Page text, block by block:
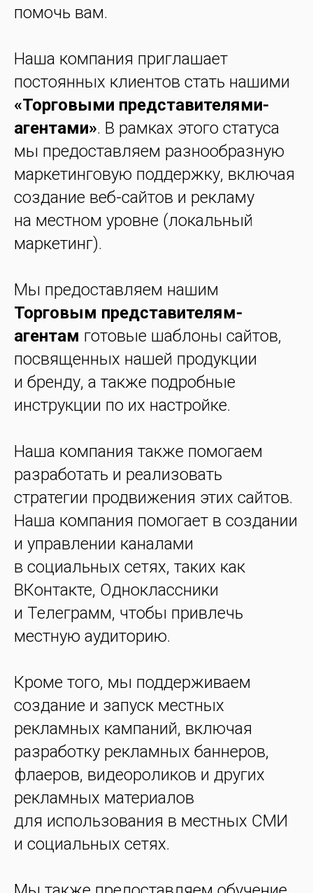
помочь вам.
Наша компания приглашает
постоянных клиентов стать нашими
«Торговыми представителями-
агентами». В рамках этого статуса
мы предоставляем разнообразную
маркетинговую поддержку, включая
создание веб-сайтов и рекламу
на местном уровне (локальный
маркетинг).
Мы предоставляем нашим
Торговым представителям-
агентам готовые шаблоны сайтов,
посвященных нашей продукции
и бренду, а также подробные
инструкции по их настройке.
Наша компания также помогаем
разработать и реализовать
стратегии продвижения этих сайтов.
Наша компания помогает в создании
и управлении каналами
в социальных сетях, таких как
ВКонтакте, Одноклассники
и Телеграмм, чтобы привлечь
местную аудиторию.
Кроме того, мы поддерживаем
создание и запуск местных
рекламных кампаний, включая
разработку рекламных баннеров,
флаеров, видеороликов и других
рекламных материалов
для использования в местных СМИ
и социальных сетях.